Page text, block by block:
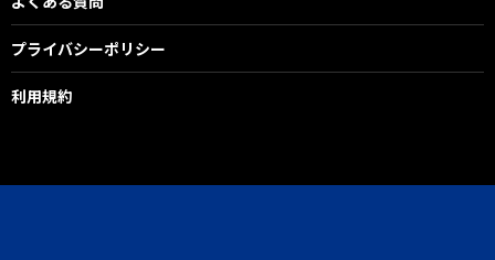
プライバシーポリシー
利用規約